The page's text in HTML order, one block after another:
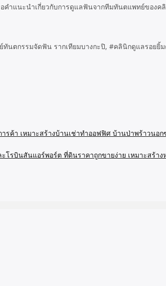
คำแนะนำเกี่ยวกับการดูแลฟันจากทีมทันตแพทย์ของค
ตกรรมจัดฟัน รากเทียมบางกะปิ, #คลินิกดูแลรอยยิ้ม
ค้า เหมาะสร้างบ้านเช่าทำออฟฟิศ บ้านป่าพร้าวนอก
รบินสันแอร์พอร์ต ที่ดินราคาถูกขายง่าย เหมาะสร้าง